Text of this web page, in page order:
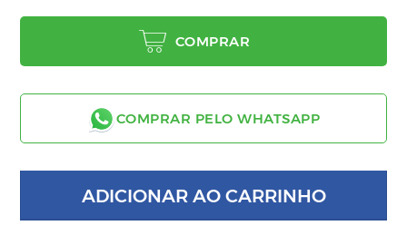
COMPRAR
COMPRAR PELO WHATSAPP
ADICIONAR AO CARRINHO